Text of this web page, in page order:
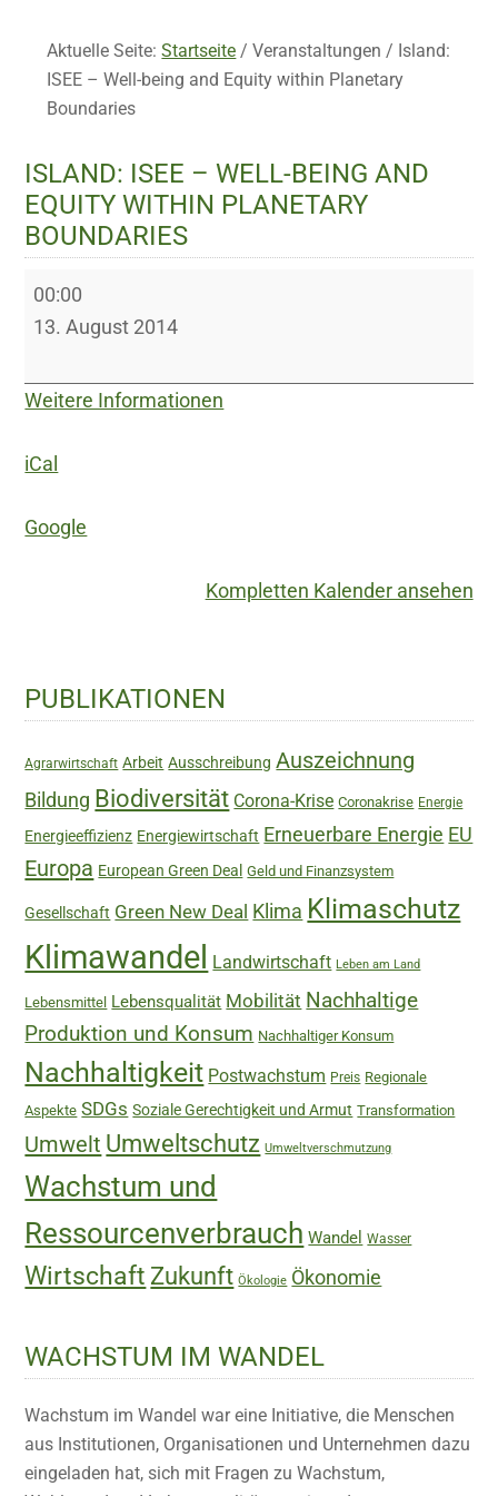
Aktuelle Seite:Startseite / Veranstaltungen/ Island:
ISEE – Well-being and Equity within Planetary
Boundaries
ISLAND: ISEE – WELL-BEING AND
EQUITY WITHIN PLANETARY
BOUNDARIES
Island:
ISEE
Well-
being
Equity
Planetary
00:00
13. August 2014
Weitere Informationen
iCal
Google
Kompletten Kalender ansehen
Haupt-
Sidebar
PUBLIKATIONEN
Agrarwirtschaft Arbeit Ausschreibung Auszeichnung
Bildung Biodiversität Corona-Krise Coronakrise Energie
Energieeffizienz Energiewirtschaft Erneuerbare Energie EU
Europa European Green Deal Geld und Finanzsystem
Gesellschaft Green New Deal Klima Klimaschutz
Klimawandel Landwirtschaft Leben am Land
Lebensmittel Lebensqualität Mobilität Nachhaltige
Produktion und Konsum Nachhaltiger Konsum
Nachhaltigkeit Postwachstum Preis Regionale
Aspekte SDGs Soziale Gerechtigkeit und Armut Transformation
Umwelt Umweltschutz Umweltverschmutzung
Wachstum und
Ressourcenverbrauch Wandel Wasser
Wirtschaft Zukunft Ökologie Ökonomie
WACHSTUM IM WANDEL
Wachstum im Wandel war eine Initiative, die Menschen
aus Institutionen, Organisationen und Unternehmen dazu
eingeladen hat, sich mit Fragen zu Wachstum,